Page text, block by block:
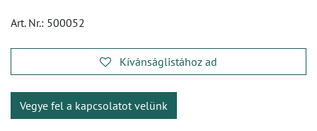
Art. Nr.: 500052
Kívánságlistához ad
Vegye fel a kapcsolatot velünk